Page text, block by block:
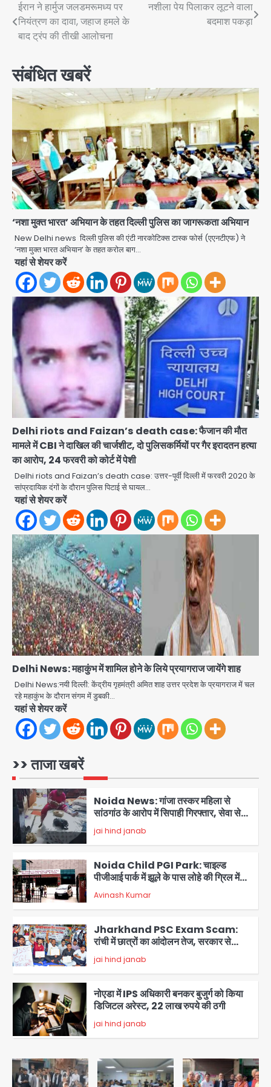
Post
navigation
ईरान ने हार्मुज जलडमरूमध्य पर
नियंत्रण का दावा, जहाज हमले के
बाद ट्रंप की तीखी आलोचना
नशीला पेय पिलाकर लूटने वाला
बदमाश पकड़ा
संबंधित खबरें
‘नशा मुक्त भारत’ अभियान के तहत दिल्ली पुलिस का जागरूकता अभियान
New Delhi news दिल्ली पुलिस की एंटी नारकोटिक्स टास्क फोर्स (एएनटीएफ) ने
‘नशा मुक्त भारत अभियान’ के तहत करोल बाग…
यहां से शेयर करें
Delhi riots and Faizan’s death case: फैजान की मौत
मामले में CBI ने दाखिल की चार्जशीट, दो पुलिसकर्मियों पर गैर इरादतन हत्या
का आरोप, 24 फरवरी को कोर्ट में पेशी
Delhi riots and Faizan’s death case: उत्तर-पूर्वी दिल्ली में फरवरी 2020 के
सांप्रदायिक दंगों के दौरान पुलिस पिटाई से घायल…
यहां से शेयर करें
Delhi News: महाकुंभ में शामिल होने के लिये प्रयागराज जायेंगे शाह
Delhi News:नयी दिल्ली: केंद्रीय गृहमंत्री अमित शाह उत्तर प्रदेश के प्रयागराज में चल
रहे महाकुंभ के दौरान संगम में डुबकी…
यहां से शेयर करें
>> ताजा खबरें
2
Noida News: गांजा तस्कर महिला से
सांठगांठ के आरोप में सिपाही गिरफ्तार, सेवा से
बर्खास्त, कई पुलिसकर्मियों में डर
3
Noida Child PGI Park: चाइल्ड
पीजीआई पार्क में झूले के पास लोहे की ग्रिल में
उतरा करंट, 7 साल के बच्चे की हालत गंभीर,
बिजली विभाग पर लापरवाही का आरोप
Avinash Kumar
4
Jharkhand PSC Exam Scam:
रांची में छात्रों का आंदोलन तेज, सरकार से
बातचीत को तैयार, रखीं दो बड़ी शर्तें
jai hind janab
5
नोएडा में IPS अधिकारी बनकर बुजुर्ग को किया
डिजिटल अरेस्ट, 22 लाख रुपये की ठगी
jai hind janab
1
Noida Authority: जांच के घेरे में प्लानिंग
विभाग, GM मीना भार्गव पर उठ रहे सवाल,
सांठगांठ के आरोप में सिपाही गिरफ्तार, सेवा से
बर्खास्त, कई पुलिसकर्मियों में डर
3
पीजीआई पार्क में झूले के पास लोहे की ग्रिल में
उतरा करंट, 7 साल के बच्चे की हालत गंभीर,
बिजली विभाग पर लापरवाही का आरोप
Avinash Kumar
4
रांची में छात्रों का आंदोलन तेज, सरकार से
बातचीत को तैयार, रखीं दो बड़ी शर्तें
jai hind janab
डिजिटल अरेस्ट, 22 लाख रुपये की ठगी
विभाग, GM मीना भार्गव पर उठ रहे सवाल,
कार्रवाई में देरी पर भी चर्चा तेज
jai hind janab